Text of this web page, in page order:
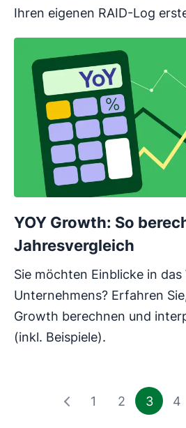
Ihren eigenen RAID-Log
YOY Growth: So
Jahresvergleich
Sie möchten Einblicke in
Unternehmens? Erfahren
Growth berechnen und
(inkl. Beispiele).
1 2 3 4